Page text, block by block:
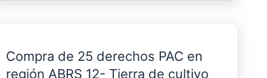
Compra de 25 derechos PAC en
región ABRS 12- Tierra de cultivo